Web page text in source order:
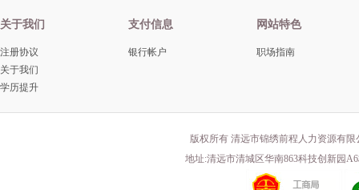
关于我们
注册协议
关于我们
学历提升
支付信息
银行帐户
网站特色
职场指南
版权所有 清远市锦绣前程人力资源有限
地址:清远市清城区华南863科技创新园A6